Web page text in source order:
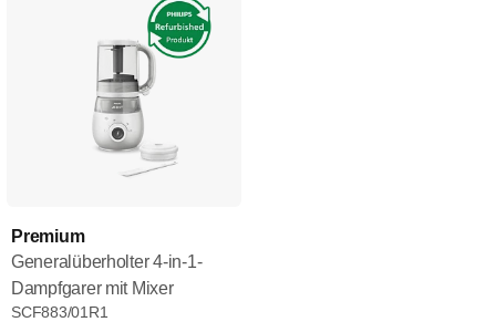
Premium
Generalüberholter 4-in-1-
Dampfgarer mit Mixer
SCF883/01R1